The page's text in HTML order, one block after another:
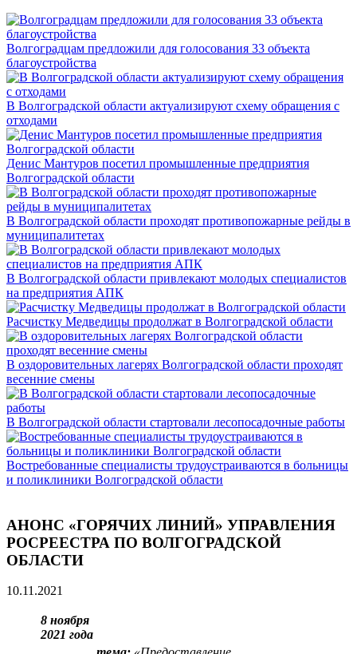
Волгоградцам предложили для голосования 33 объекта
благоустройства
В Волгоградской области актуализируют схему обращения с
отходами
Денис Мантуров посетил промышленные предприятия
Волгоградской области
В Волгоградской области проходят противопожарные рейды в
муниципалитетах
В Волгоградской области привлекают молодых специалистов
на предприятия АПК
Расчистку Медведицы продолжат в Волгоградской области
В оздоровительных лагерях Волгоградской области проходят
весенние смены
В Волгоградской области стартовали лесопосадочные работы
Востребованные специалисты трудоустраиваются в больницы
и поликлиники Волгоградской области
АНОНС «ГОРЯЧИХ ЛИНИЙ» УПРАВЛЕНИЯ
РОСРЕЕСТРА ПО ВОЛГОГРАДСКОЙ
ОБЛАСТИ
10.11.2021
8 ноября
2021 года